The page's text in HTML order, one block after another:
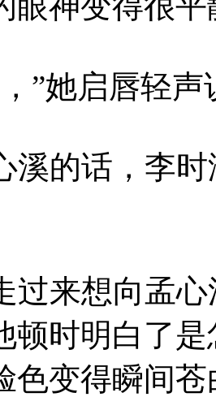
”她启唇轻声
的话，李时
来想向孟心
顿时明白了
色变得瞬间苍